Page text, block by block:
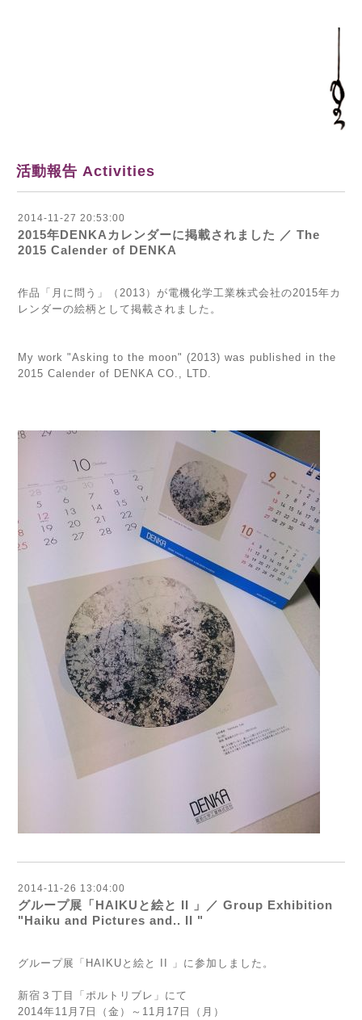
活動報告 Activities
2014-11-27 20:53:00
2015年DENKAカレンダーに掲載されました ／ The
2015 Calender of DENKA
作品「月に問う」（2013）が電機化学工業株式会社の2015年カ
レンダーの絵柄として掲載されました。
My work "Asking to the moon" (2013) was published in the
2015 Calender of DENKA CO., LTD.
2014-11-26 13:04:00
グループ展「HAIKUと絵と II 」／ Group Exhibition
"Haiku and Pictures and.. II "
グループ展「HAIKUと絵と II 」に参加しました。
新宿３丁目「ポルトリブレ」にて
2014年11月7日（金）～11月17日（月）